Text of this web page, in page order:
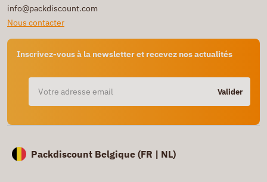
info@packdiscount.com
Nous contacter
Inscrivez-vous à la newsletter et recevez nos actualités
Valider
Packdiscount Belgique (FR | NL)